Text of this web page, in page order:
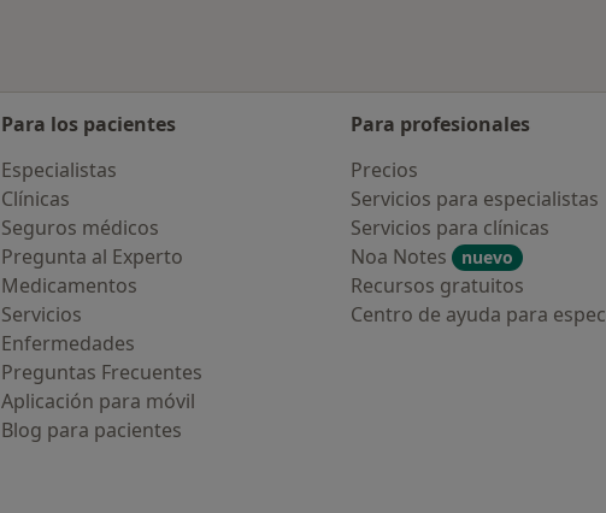
Para los pacientes
Especialistas
Clínicas
Seguros médicos
Pregunta al Experto
Medicamentos
Servicios
Enfermedades
Preguntas Frecuentes
Aplicación para móvil
Blog para pacientes
Para profesionales
Precios
Servicios para especialistas
Servicios para clínicas
Noa Notes
nuevo
Recursos gratuitos
Centro de ayuda para